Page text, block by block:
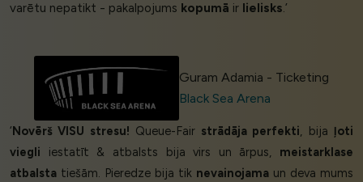
varētu nepatikt - pakalpojums kopumā ir lielisks.’
Guram Adamia - Ticketing
Black Sea Arena
‘ Novērš VISU stresu! Queue-Fair strādāja perfekti, bija ļoti
viegli iestatīt & atbalsts bija virs un ārpus, meistarklase
atbalsta tiešām. Pieredze bija tik nevainojama un deva mums